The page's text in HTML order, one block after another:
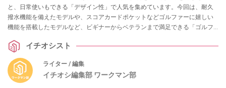
と、日常使いもできる「デザイン性」で人気を集めています。今回は、耐久
撥水機能を備えたモデルや、スコアカードポケットなどゴルファーに嬉しい
機能を搭載したモデルなど、ビギナーからベテランまで満足できる「ゴルフ
イチオシスト
ライター / 編集
イチオシ編集部 ワークマン部